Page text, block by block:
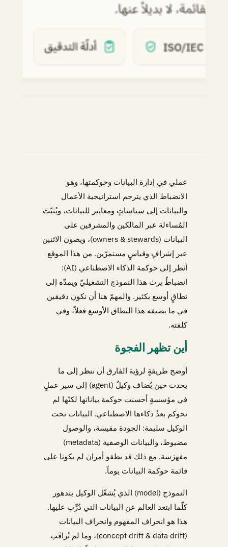
عملي في إدارة البيانات وحوكمتها، وهو
الانضباط الذي يترجم استراتيجية الأعمال
والبيانات إلى سياساتٍ ومعايير للبيانات، ويُثبّت
المُساءلة عبر المالكين والمشرفين على
البيانات (owners & stewards)، ويصون الاثنين
عبر إشرافٍ وقياسٍ مستمرّين. من هذا الموقع
أنظر إلى حوكمة الذكاء الاصطناعي (AI):
انضباطٌ يرث هذا النموذج التشغيليّ ويمدّه إلى
نطاقٍ أوسع بكثير. والمهمّ هنا أن نكون دقيقين
في ما يضيفه هذا النطاق الأوسع فعلاً، وفي
كلفته.
أين تظهر الفجوة
أوضح طريقةٍ لرؤية الفارق أن ننظر إلى ما
يحدث حين يُضاف وكيلٌ (agent) إلى سير عملٍ
في مؤسسةٍ أحسنت حوكمة بياناتها لكنّها لم
تحوكم بعدُ ذكاءها الاصطناعي. البيانات تحت
الوكيل سليمة: الجودة مقيسة، والوصول
مضبوط، والبيانات الوصفية (metadata)
مفهرَسة. مع ذلك قد يطفو أمران لم يكونا على
قائمة حوكمة البيانات يوماً.
النموذج (model) الذي يُشغّل الوكيل يتدهور
كلّما ابتعد العالم عن البيانات التي دُرِّب عليها.
هذا هو انحراف المفهوم وانحراف البيانات
(concept drift & data drift)، وما لم تُراقَب